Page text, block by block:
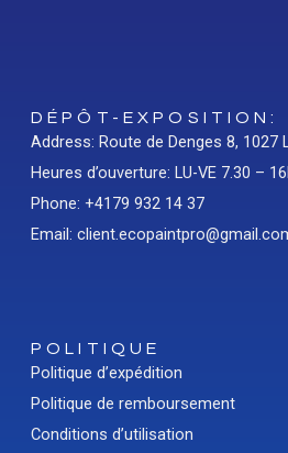
DÉPÔT-EXPOSITION:
Address: Route de Denges 8, 1027
Heures d’ouverture: LU-VE 7.30 –
Phone: +4179 932 14 37
Email:
POLITIQUE
Politique d’expédition
Politique de remboursement
Conditions d’utilisation